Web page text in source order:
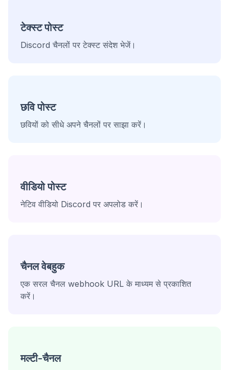
टेक्स्ट पोस्ट
Discord चैनलों पर टेक्स्ट संदेश भेजें।
छवि पोस्ट
छवियों को सीधे अपने चैनलों पर साझा करें।
वीडियो पोस्ट
नेटिव वीडियो Discord पर अपलोड करें।
चैनल वेबहुक
एक सरल चैनल webhook URL के माध्यम से प्रकाशित
करें।
मल्टी-चैनल